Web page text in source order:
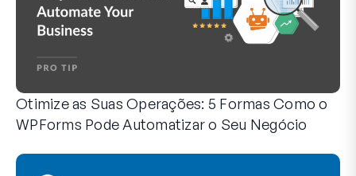
Otimize as Suas Operações: 5 Formas Como o
WPForms Pode Automatizar o Seu Negócio